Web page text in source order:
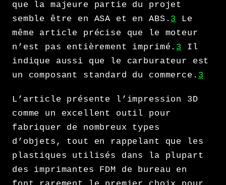
que la majeure partie du projet
semble être en ASA et en ABS. 3
Le
même article précise que le moteur
n’est pas entièrement imprimé. 3
Il
indique aussi que le carburateur est
un composant standard du commerce. 3
L’article présente l’impression 3D
comme un excellent outil pour
fabriquer de nombreux types
d’objets, tout en rappelant que les
plastiques utilisés dans la plupart
des imprimantes FDM de bureau en